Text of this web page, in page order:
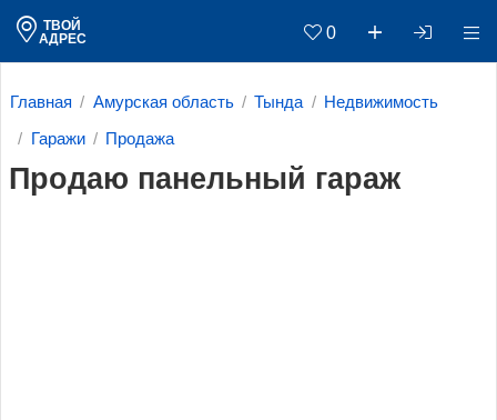
ТВОЙ
АДРЕС
0
Главная Амурская область Тында Недвижимость
Гаражи Продажа
Продаю панельный гараж